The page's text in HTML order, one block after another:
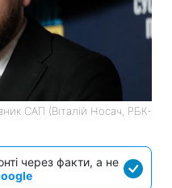
САП (Віталій Носач, РБК-
через факти, а не